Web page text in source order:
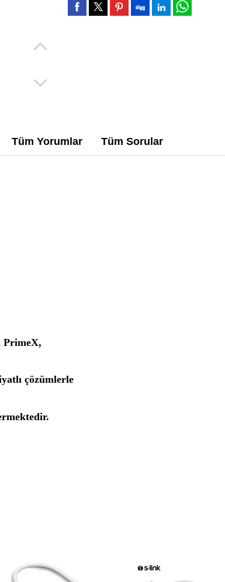
Tüm Yorumlar Tüm Sorular
PrimeX,
çözümlerle